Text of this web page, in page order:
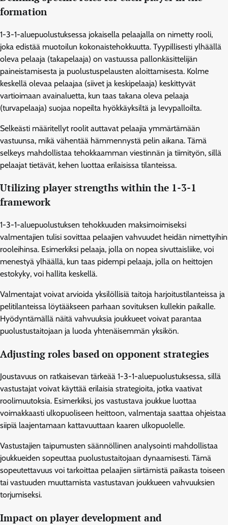
formation
1-3-1-aluepuolustuksessa jokaisella pelaajalla on nimetty rooli,
joka edistää muotoilun kokonaistehokkuutta. Tyypillisesti ylhäällä
oleva pelaaja (takapelaaja) on vastuussa pallonkäsittelijän
paineistamisesta ja puolustuspelausten aloittamisesta. Kolme
keskellä olevaa pelaajaa (siivet ja keskipelaaja) keskittyvät
vartioimaan avainaluetta, kun taas takana oleva pelaaja
(turvapelaaja) suojaa nopeilta hyökkäyksiltä ja levypalloilta.
Selkeästi määritellyt roolit auttavat pelaajia ymmärtämään
vastuunsa, mikä vähentää hämmennystä pelin aikana. Tämä
selkeys mahdollistaa tehokkaamman viestinnän ja tiimityön, sillä
pelaajat tietävät, kehen luottaa erilaisissa tilanteissa.
Utilizing player strengths within the 1-3-1
framework
1-3-1-aluepuolustuksen tehokkuuden maksimoimiseksi
valmentajien tulisi sovittaa pelaajien vahvuudet heidän nimettyihin
rooleihinsa. Esimerkiksi pelaaja, jolla on nopea sivuttaisliike, voi
menestyä ylhäällä, kun taas pidempi pelaaja, jolla on heittojen
estokyky, voi hallita keskellä.
Valmentajat voivat arvioida yksilöllisiä taitoja harjoitustilanteissa ja
pelitilanteissa löytääkseen parhaan sovituksen kullekin paikalle.
Hyödyntämällä näitä vahvuuksia joukkueet voivat parantaa
puolustustaitojaan ja luoda yhtenäisemmän yksikön.
Adjusting roles based on opponent strategies
Joustavuus on ratkaisevan tärkeää 1-3-1-aluepuolustuksessa, sillä
vastustajat voivat käyttää erilaisia strategioita, jotka vaativat
roolimuutoksia. Esimerkiksi, jos vastustava joukkue luottaa
voimakkaasti ulkopuoliseen heittoon, valmentaja saattaa ohjeistaa
siipiä laajentamaan kattavuuttaan kaaren ulkopuolelle.
Vastustajien taipumusten säännöllinen analysointi mahdollistaa
joukkueiden sopeuttaa puolustustaitojaan dynaamisesti. Tämä
sopeutettavuus voi tarkoittaa pelaajien siirtämistä paikasta toiseen
tai vastuuden muuttamista vastustavan joukkueen vahvuuksien
torjumiseksi.
Impact on player development and